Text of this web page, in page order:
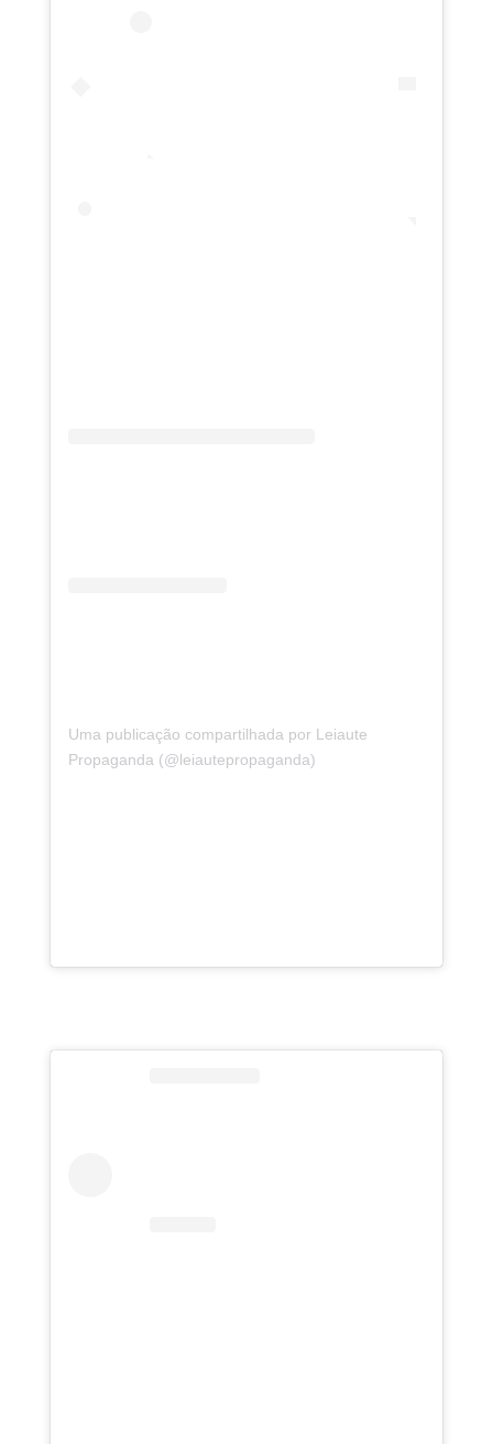
Uma publicação compartilhada por Leiaute
Propaganda (@leiautepropaganda)